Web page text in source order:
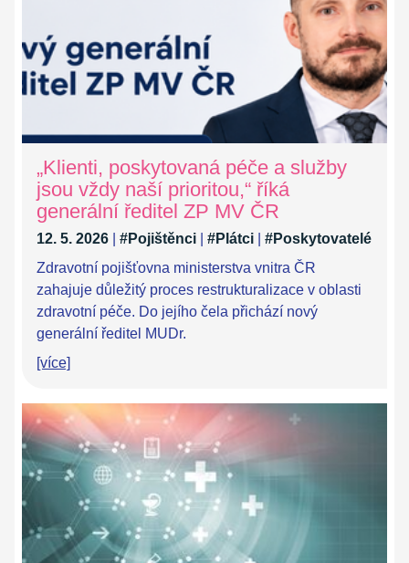
„Klienti, poskytovaná péče a služby
jsou vždy naší prioritou,“ říká
generální ředitel ZP MV ČR
12. 5. 2026 #Pojištěnci #Plátci
#Poskytovatelé
Zdravotní pojišťovna ministerstva vnitra ČR
zahajuje důležitý proces restrukturalizace v oblasti
zdravotní péče. Do jejího čela přichází nový
generální ředitel MUDr.
[více]